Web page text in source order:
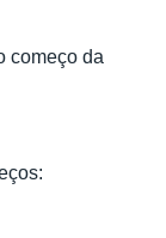
começo da